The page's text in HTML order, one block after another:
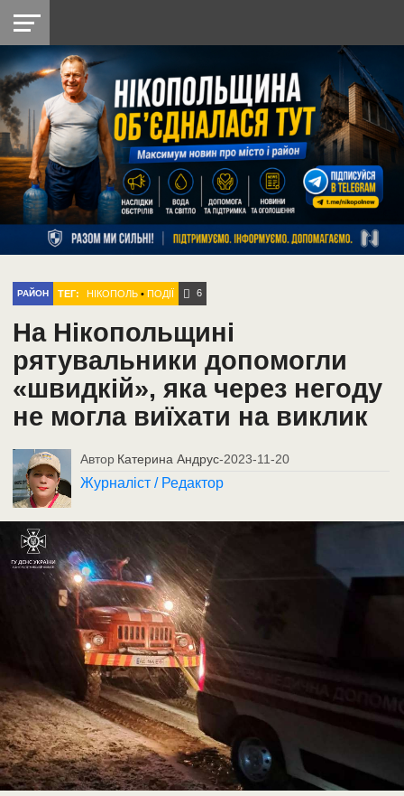
НІКОПОЛЬ
РАЙОН
СІЧЕСЛАВСЬКА
УКРАЇНА
РЕТРО
НІКОПОЛЬ
ЛАЙТ
УКРАЇНА
ДОПОМОГА
РАДІО
РАЙОН ТЕГ: НІКОПОЛЬ •ПОДІЇ 6
На Нікопольщині
рятувальники допомогли
«швидкій», яка через негоду
не могла виїхати на виклик
Автор Катерина Андрус-2023-11-20
Журналіст / Редактор